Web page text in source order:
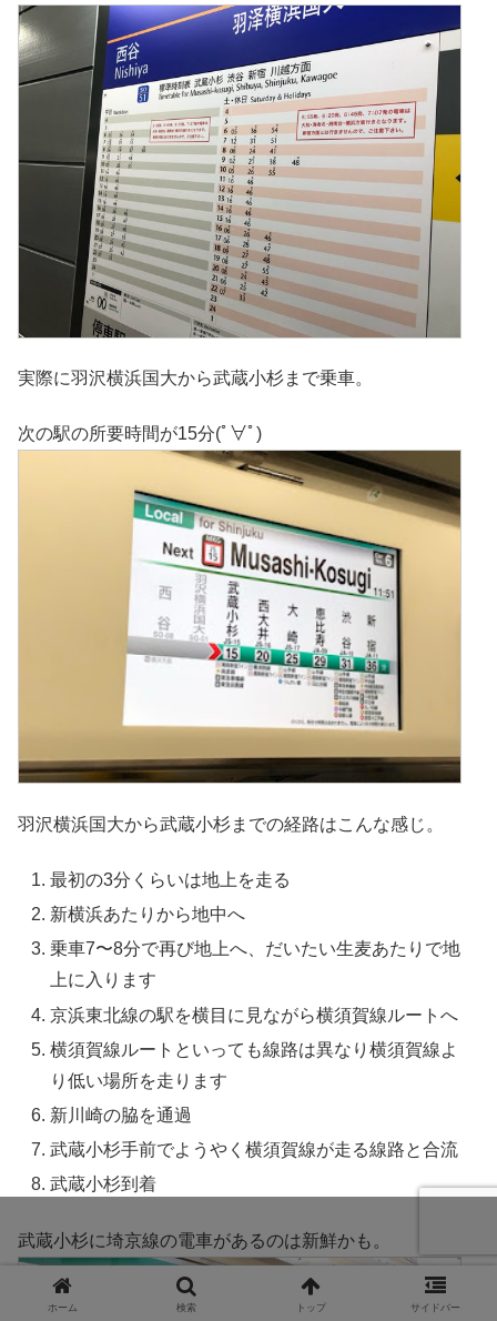
実際に羽沢横浜国大から武蔵小杉まで乗車。
次の駅の所要時間が15分(ﾟ∀ﾟ)
羽沢横浜国大から武蔵小杉までの経路はこんな感じ。
最初の3分くらいは地上を走る
新横浜あたりから地中へ
乗車7〜8分で再び地上へ、だいたい生麦あたりで地
上に入ります
京浜東北線の駅を横目に見ながら横須賀線ルートへ
横須賀線ルートといっても線路は異なり横須賀線よ
り低い場所を走ります
新川崎の脇を通過
武蔵小杉手前でようやく横須賀線が走る線路と合流
武蔵小杉到着
武蔵小杉に埼京線の電車があるのは新鮮かも。
ホーム 検索 トップ サイドバー